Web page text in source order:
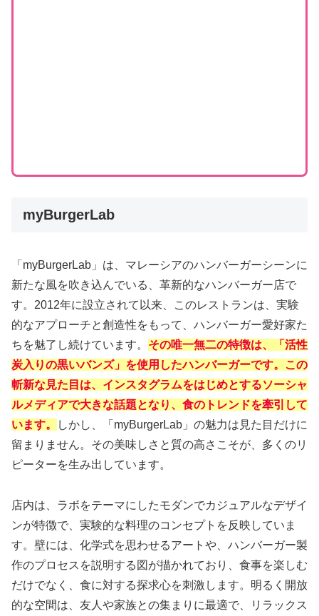
myBurgerLab
「myBurgerLab」は、マレーシアのハンバーガーシーンに
新たな風を吹き込んでいる、革新的なハンバーガー店で
す。2012年に設立されて以来、このレストランは、実験
的なアプローチと創造性をもって、ハンバーガー愛好家た
ちを魅了し続けています。 その唯一無二の特徴は、「活性
炭入りの黒いバンズ」を使用したハンバーガーです。この
斬新な見た目は、インスタグラムをはじめとするソーシャ
ルメディアで大きな話題となり、食のトレンドを牽引して
います。
しかし、「myBurgerLab」の魅力は見た目だけに
留まりません。その美味しさと質の高さこそが、多くのリ
ピーターを生み出しています。
店内は、ラボをテーマにしたモダンでカジュアルなデザイ
ンが特徴で、実験的な料理のコンセプトを反映していま
す。壁には、化学式を思わせるアートや、ハンバーガー製
作のプロセスを説明する図が描かれており、食事を楽しむ
だけでなく、食に対する探求心を刺激します。明るく開放
的な空間は、友人や家族との集まりに最適で、リラックス